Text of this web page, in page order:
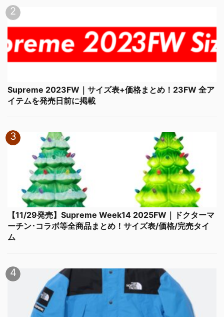
Supreme 2023FW｜サイズ表+価格まとめ！23FW 全ア
イテムを発売日前に掲載
【11/29発売】Supreme Week14 2025FW｜ドクターマ
ーチン･コラボ等全商品まとめ！サイズ表/価格/完売タイ
ム